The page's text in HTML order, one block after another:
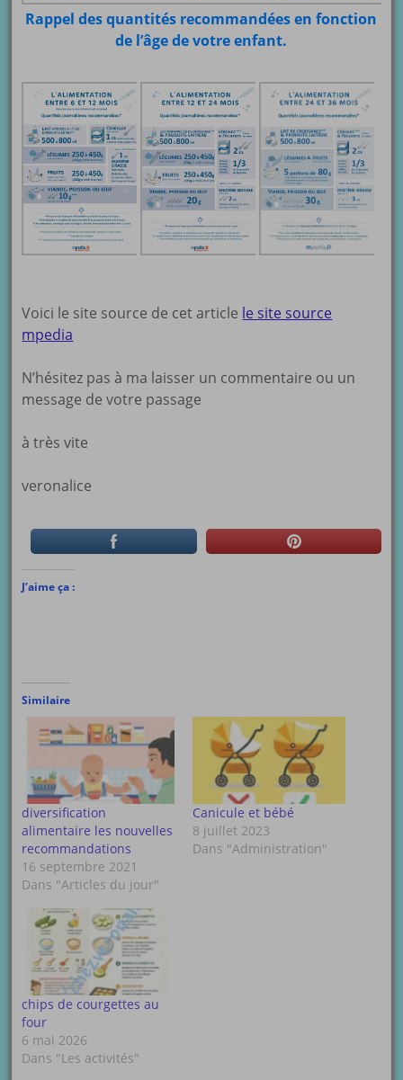
Rappel des quantités recommandées en fonction
de l’âge de votre enfant.
Voici le site source de cet article le site source
mpedia
N’hésitez pas à ma laisser un commentaire ou un
message de votre passage
à très vite
veronalice
J’aime ça :
Similaire
diversification
alimentaire les nouvelles
recommandations
16 septembre 2021
Dans "Articles du jour"
Canicule et bébé
8 juillet 2023
Dans "Administration"
chips de courgettes au
four
6 mai 2026
Dans "Les activités"